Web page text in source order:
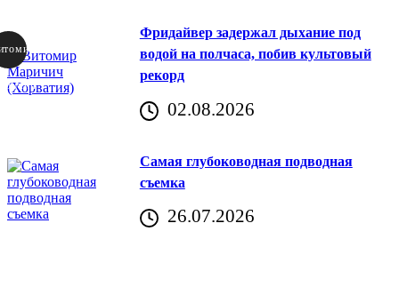
Фридайвер задержал дыхание под
водой на полчаса, побив культовый
рекорд
02.08.2026
Самая глубоководная подводная
съемка
26.07.2026